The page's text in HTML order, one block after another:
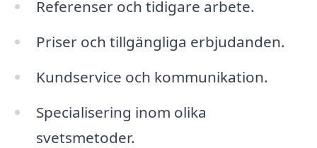
Referenser och tidigare arbete.
Priser och tillgängliga erbjudanden.
Kundservice och kommunikation.
Specialisering inom olika
svetsmetoder.